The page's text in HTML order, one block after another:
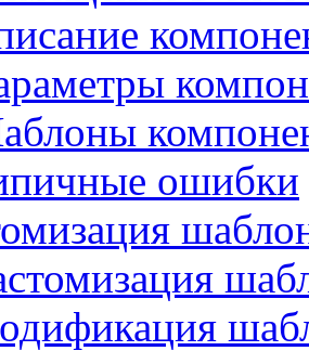
ошибки